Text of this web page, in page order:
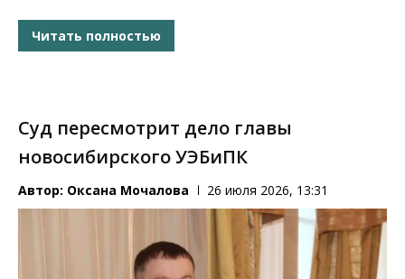
Читать полностью
Суд пересмотрит дело главы
новосибирского УЭБиПК
Автор: Оксана Мочалова 26 июля 2026, 13:31